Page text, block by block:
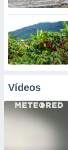
Vídeos